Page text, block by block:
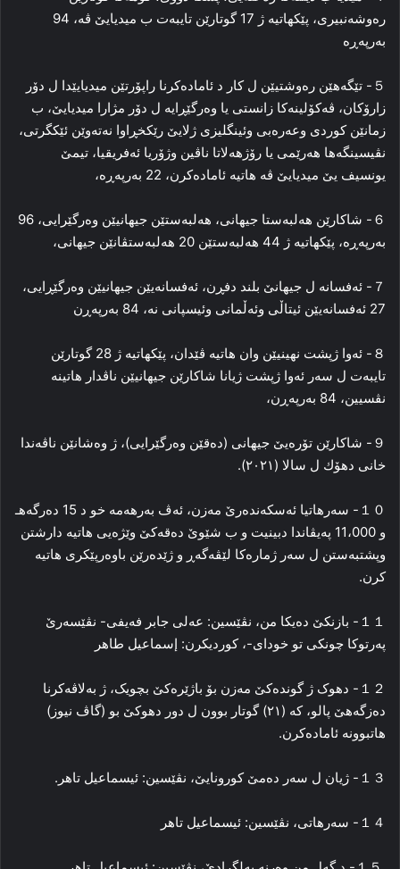
ره‌وشه‌نبیرى، پێكهاتیه‌ ژ 17 گوتارێن تایبه‌ت ب میدیایێ ڤه‌، 94
به‌رپه‌ڕه‌
５- تێگه‌هێن ره‌وشتیێن ل كار د ئاماده‌كرنا راپۆرتێن میدیایێدا ل دۆر
زارۆكان، ڤه‌كۆلینه‌كا زانستى یا وه‌رگێڕایه‌ ل دۆر مژارا میدیایێ، ب
زمانێن كوردى وعه‌ره‌بى وئینگلیزى ژلایێ رێكخڕاوا نه‌ته‌وێن ئێكگرتى،
نڤیسینگه‌ها هه‌رێمى یا رۆژهه‌لاتا ناڤین وژۆریا ئه‌فریقیا، تیمێ
یونسیف یێ میدیایێ ڤه‌ هاتیه‌ ئاماده‌كرن، 22 به‌رپه‌ڕه‌،
６- شاكارێن هه‌لبه‌ستا جیهانى، هه‌لبه‌ستێن جیهانیێن وه‌رگێرایى، 96
به‌رپه‌ڕه‌، پێكهاتیه‌ ژ 44 هه‌لبه‌ستێن 20 هه‌لبه‌ستڤانێن جیهانى،
７- ئه‌فسانه‌ ل جیهانێ بلند دفڕن، ئه‌فسانه‌یێن جیهانیێن وه‌رگێڕایى،
27 ئه‌فسانه‌یێن ئیتاڵى وئه‌ڵمانى وئیسپانى نه‌، 84 به‌رپه‌ڕن
８- ئه‌وا ژپشت نهینیێن وان هاتیه‌ ڤێدان، پێكهاتیه‌ ژ 28 گوتارێن
تایبه‌ت ل سه‌ر ئه‌وا ژپشت ژیانا شاكارێن جیهانیێن ناڤدار هاتینه‌
نڤسیین، 84 به‌رپه‌ڕن،
９- شاكارێن تۆره‌یێ جیهانى (دەقێن وەرگێرایی)، ژ وه‌شانێن ناڤه‌ندا
خانى دهۆك ل سالا (٢٠٢١).
１０- سه‌رهاتیا ئه‌سكه‌نده‌رێ مه‌زن، ئه‌ڤ به‌رهه‌مه‌ خو د 15 ده‌رگه‌هـ
و 11،000 په‌یڤاندا دبینیت و ب شێوێ ده‌قه‌كێ وێژه‌یى هاتیه‌ دارشتن
وپشتبه‌ستن ل سه‌ر ژماره‌كا لێڤه‌گه‌ڕ و ژێده‌رێن باوه‌رپێكرى هاتیه‌
كرن.
１１- بازنکێ دەیکا من، نڤێسین: عەلی جابر فەیفی- نڤێسەرێ
پەرتوکا چونکى تو خودای-، کوردیکرن: إسماعیل طاهر
１２- دهوک ژ گوندەکێ مەزن بۆ باژێرەکێ بچویک، ژ بەلاڤەکرنا
دەزگەهێ پالو، کە (٢١) گوتار بوون ل دور دهوکێ بو (گاڤ نیوز)
هاتبوونە ئامادەکرن.
１３- ژیان ل سەر دەمێ کورونایێ، نڤێسین: ئیسماعیل تاهر.
１４- سەرهاتی، نڤێسین: ئیسماعیل تاهر